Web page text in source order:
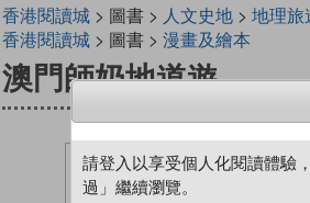
香港閱讀城> 圖書 > 人文史地> 地理旅
香港閱讀城> 圖書 > 漫畫及繪本
澳門師奶地道遊
請登入以享受個人化閱讀體驗
過」繼續瀏覽。